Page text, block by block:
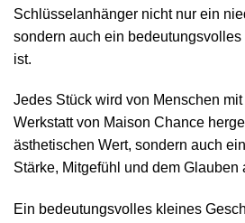
Schlüsselanhänger nicht nur ein
sondern auch ein
ist.
Jedes Stück wird von Menschen
Werkstatt von Maison Chance
ästhetischen Wert, sondern auch
Stärke, Mitgefühl und dem Glauben
Ein bedeutungsvolles kleines